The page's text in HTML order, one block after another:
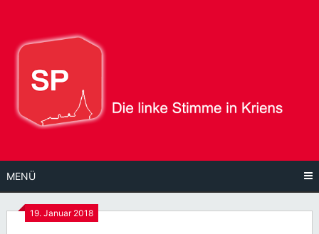
Inhalt
MENÜ
19. Januar 2018